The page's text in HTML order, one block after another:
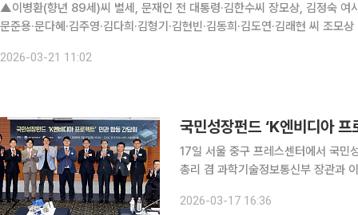
▲이병환(향년 89세)씨 별세, 문재인 전 대통령·김한수씨 장모상, 김정숙 여
문준용·문다혜·김주영·김다희·김형기·김현빈·김동희·김도연·김래현 씨 조
2026-03-21 11:02
국민성장펀드 ‘K엔비디아
17일 서울 중구 프레스센터에서 국민
총리 겸 과학기술정보통신부 장관과
대표 등 AI반도체 기업 대표들이 참석
2026-03-17 16:36